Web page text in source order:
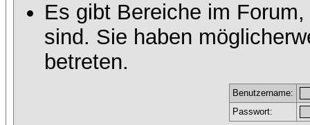
Es gibt Bereiche im
sind. Sie haben
betreten.
Benutzername:
Passwort: